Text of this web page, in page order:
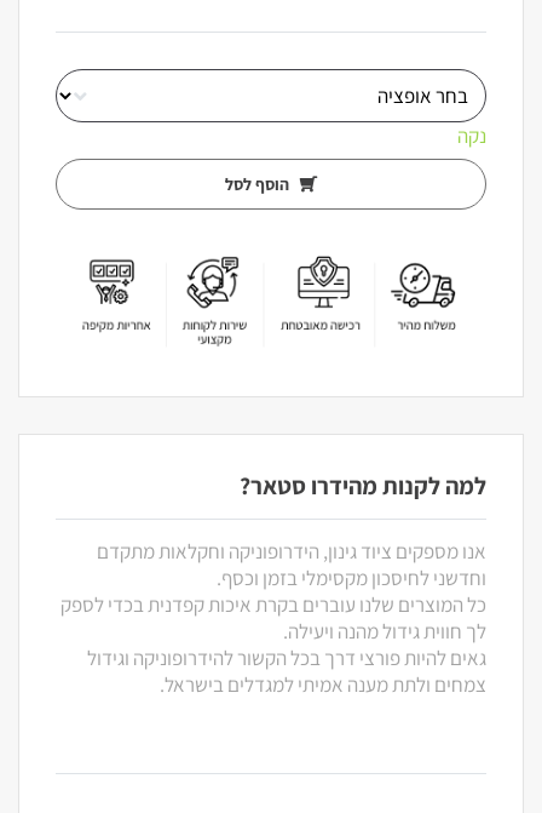
נקה
הוסף לסל
למה לקנות מהידרו סטאר?
אנו מספקים ציוד גינון, הידרופוניקה וחקלאות מתקדם
וחדשני לחיסכון מקסימלי בזמן וכסף.
כל המוצרים שלנו עוברים בקרת איכות קפדנית בכדי לספק
לך חווית גידול מהנה ויעילה.
גאים להיות פורצי דרך בכל הקשור להידרופוניקה וגידול
צמחים ולתת מענה אמיתי למגדלים בישראל.